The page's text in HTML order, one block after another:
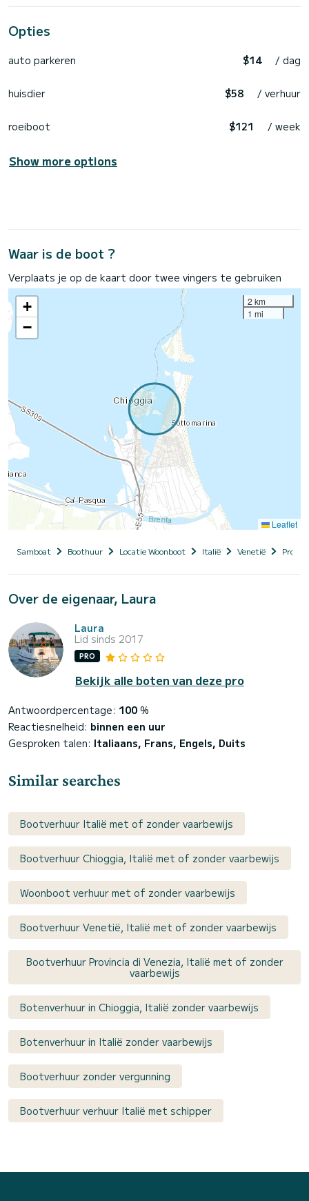
Opties
auto parkeren $14 / dag
huisdier $58 / verhuur
roeiboot $121 / week
Show more options
Waar is de boot ?
Verplaats je op de kaart door twee vingers te gebruiken
+
−
2 km
1 mi
Leaflet
Samboat Boothuur Locatie Woonboot Italië Venetië
Over de eigenaar, Laura
Laura
Lid sinds 2017
PRO
Bekijk alle boten van deze pro
Antwoordpercentage: 100 %
Reactiesnelheid: binnen een uur
Gesproken talen: Italiaans, Frans, Engels, Duits
Similar searches
Bootverhuur Italië met of zonder vaarbewijs
Bootverhuur Chioggia, Italië met of zonder vaarbewijs
Woonboot verhuur met of zonder vaarbewijs
Bootverhuur Venetië, Italië met of zonder vaarbewijs
Bootverhuur Provincia di Venezia, Italië met of zonder
vaarbewijs
Botenverhuur in Chioggia, Italië zonder vaarbewijs
Botenverhuur in Italië zonder vaarbewijs
Bootverhuur zonder vergunning
Bootverhuur verhuur Italië met schipper